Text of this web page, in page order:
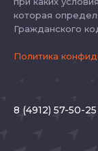
которая
Гражданского
Политика
8 (4912) 57-50-25